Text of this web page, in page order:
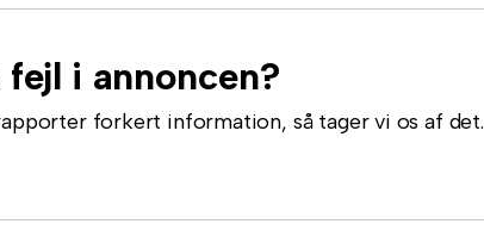
i annoncen?
forkert information, så tager vi os af det.